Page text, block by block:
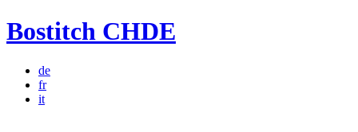
Bostitch CHDE
de
fr
it